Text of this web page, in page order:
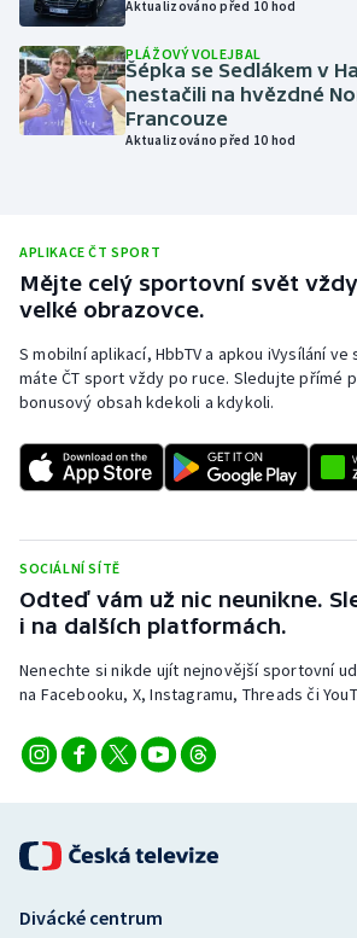
Motorsport
Olympijské hry
Plážový volejbal
Ragby
Rychlobruslení
Rychlostní kanoistika
Sportovní střelba
Stolní tenis
Triatlon
Veslování
Vodní slalom
Volejbal
Ostatní
Aktualizováno před 10 hod
PLÁŽOVÝ VOLEJBAL
Šépka se Sedlákem v
nestačili na hvězdné
Francouze
Aktualizováno před 10 hod
APLIKACE ČT SPORT
Mějte celý sportovní svět
velké obrazovce.
S mobilní aplikací, HbbTV a apkou iVysílání
máte ČT sport vždy po ruce. Sledujte přímé
bonusový obsah kdekoli a kdykoli.
SOCIÁLNÍ SÍTĚ
Odteď vám už nic neunikne.
i na dalších platformách.
Nenechte si nikde ujít nejnovější sportovní
na Facebooku, X, Instagramu, Threads či
Divácké centrum